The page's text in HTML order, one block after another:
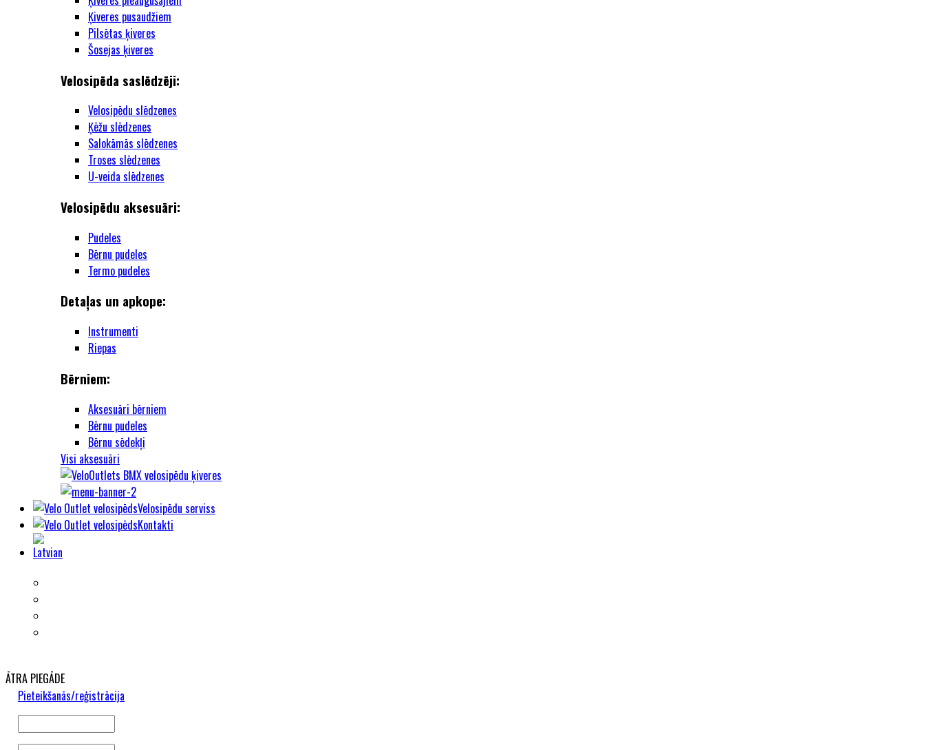
Ķiveres pusaudžiem
Pilsētas ķiveres
Šosejas ķiveres
Velosipēda saslēdzēji:
Velosipēdu slēdzenes
Ķēžu slēdzenes
Salokāmās slēdzenes
Troses slēdzenes
U-veida slēdzenes
Velosipēdu aksesuāri:
Pudeles
Bērnu pudeles
Termo pudeles
Detaļas un apkope:
Instrumenti
Riepas
Bērniem:
Aksesuāri bērniem
Bērnu pudeles
Bērnu sēdekļi
Visi aksesuāri
Velosipēdu serviss
Kontakti
ĀTRA PIEGĀDE
Pieteikšanās/reģistrācija